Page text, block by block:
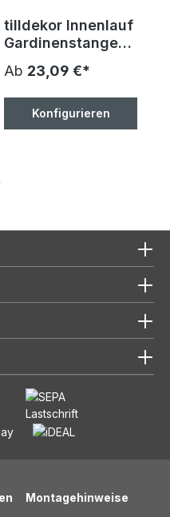
tilldekor Innenlauf
Gardinenstange
Bergamo 2-läufig
Edelstahl-Optik,
16mm
Durchmesser, auf
Ab 23,09 €*
Konfigurieren
Montagehinweise